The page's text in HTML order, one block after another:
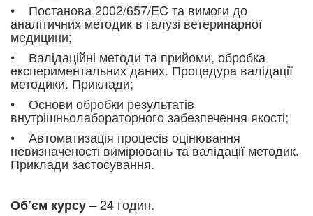
• Постанова 2002/657/EC та вимоги до
аналітичних методик в галузі ветеринарної
медицини;
• Валідаційні методи та прийоми, обробка
експериментальних даних. Процедура валідації
методики. Приклади;
• Основи обробки результатів
внутрішньолабораторного забезпечення якості;
• Автоматизація процесів оцінювання
невизначеності вимірювань та валідації методик.
Приклади застосування.
Об’єм курсу– 24 годин.